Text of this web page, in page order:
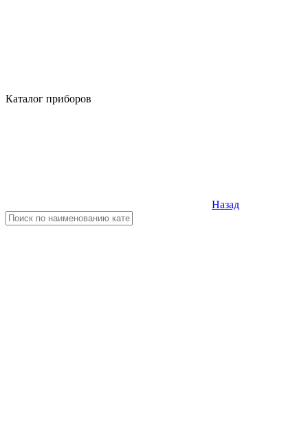
Каталог приборов
Назад